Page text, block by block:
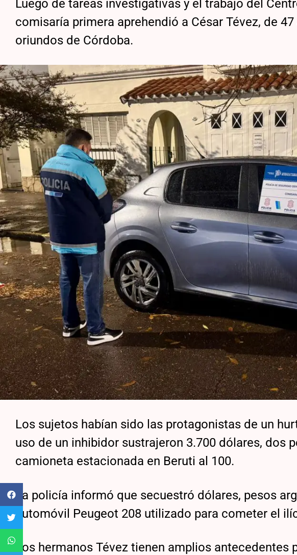
Luego de tareas investigativas y el trabajo del
comisaría primera aprehendió a César Tévez, de
oriundos de Córdoba.
Los sujetos habían sido las protagonistas de un
uso de un inhibidor sustrajeron 3.700 dólares, dos
camioneta estacionada en Beruti al 100.
La policía informó que secuestró dólares, pesos
automóvil Peugeot 208 utilizado para cometer el
Los hermanos Tévez tienen amplios